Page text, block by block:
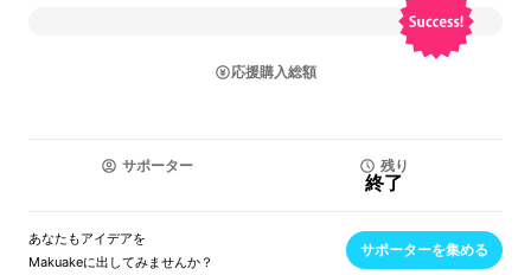
応援購入総額
サポーター 残り
終了
あなたもアイデアを
Makuakeに出してみませんか？
サポーターを集める